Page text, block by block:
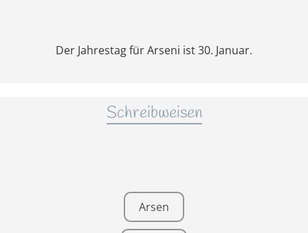
Der Jahrestag für Arseni ist 30. Januar.
Schreibweisen
Arsen